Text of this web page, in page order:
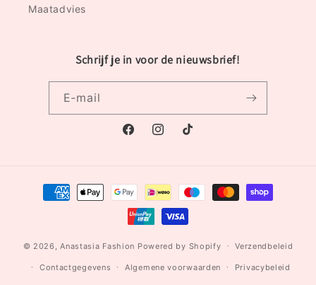
Maatadvies
Schrijf je in voor de nieuwsbrief!
E‑mail
FacebookInstagramTikTok
Betaalmethoden
© 2026,Anastasia Fashion Powered by Shopify Verzendbeleid
Contactgegevens Algemene voorwaarden Privacybeleid